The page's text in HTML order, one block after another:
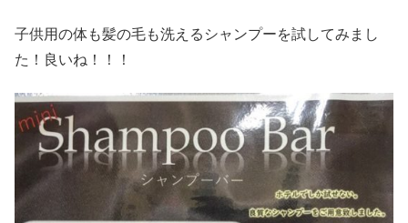
子供用の体も髪の毛も洗えるシャンプーを試してみまし
た！良いね！！！